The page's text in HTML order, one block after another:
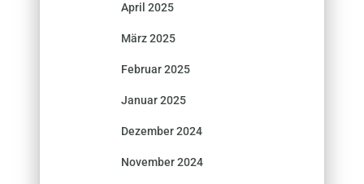
April 2025
März 2025
Februar 2025
Januar 2025
Dezember 2024
November 2024